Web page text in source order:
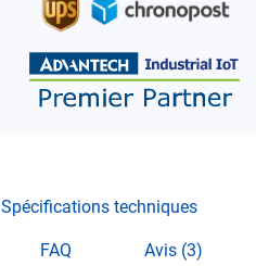
Spécifications techniques
FAQ Avis (3)